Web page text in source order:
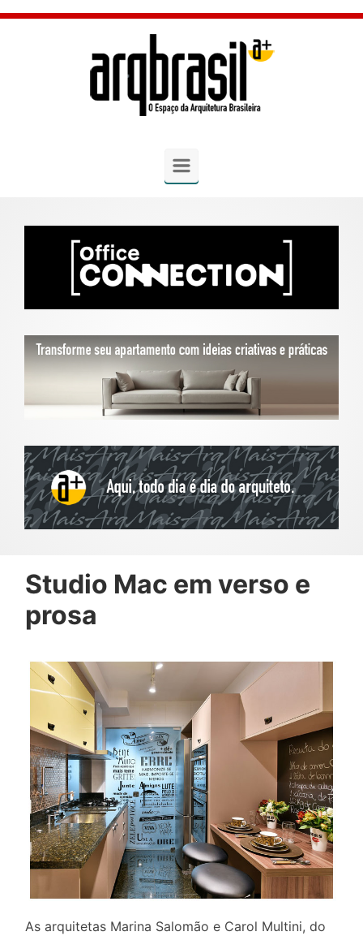
Skip to main content
Studio Mac em verso e
prosa
As arquitetas Marina Salomão e Carol Multini, do